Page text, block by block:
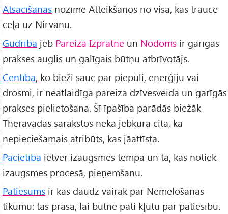
Atsacīšanās nozīmē Atteikšanos no visa, kas traucē
ceļā uz Nirvānu.
Gudrība jeb Pareiza Izpratne un Nodoms ir garīgās
prakses auglis un galīgais būtņu atbrīvotājs.
Centība, ko bieži sauc par piepūli, enerģiju vai
drosmi, ir neatlaidīga pareiza dzīvesveida un garīgās
prakses pielietošana. Šī īpašība parādās biežāk
Theravādas sarakstos nekā jebkura cita, kā
nepieciešamais atribūts, kas jāattīsta.
Pacietība ietver izaugsmes tempa un tā, kas notiek
izaugsmes procesā, pieņemšanu.
Patiesums ir kas daudz vairāk par Nemelošanas
tikumu: tas prasa, lai būtne pati kļūtu par patiesību.